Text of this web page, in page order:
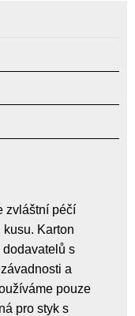
zvláštní péčí
Karton
s
a
pouze
pro styk s